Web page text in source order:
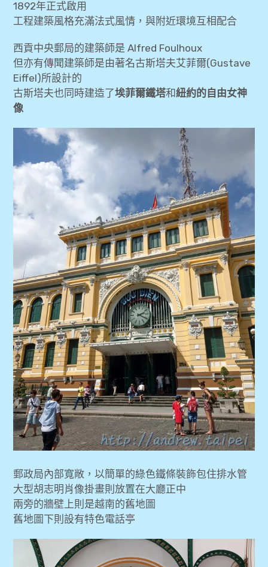
1892年正式啟用
工程建築風格充滿法式風情，與附近環境互相配合
西貢中央郵局的建築師是 Alfred Foulhoux
但亦有傳聞建築師是由著名古斯塔夫艾菲爾(Gustave
Eiffel)所設計的
古斯塔夫也同時建造了埃菲爾鐵塔和紐約的自由女神
像
郵政局內部寬敞，以簡單的綠色鐵條裝飾包住排水管
大型胡志明肖像掛畫則放置在大廳正中
兩旁的牆壁上則是越南的舊地圖
舊地圖下則設有特色電話亭